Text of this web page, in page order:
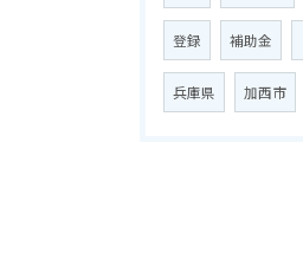
登録 補助金
兵庫県 加西市